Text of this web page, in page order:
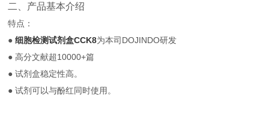
二、产品基本介绍
特点：
●细胞检测试剂盒CCK8为本司DOJINDO研发
● 高分文献超10000+篇
● 试剂盒稳定性高。
● 试剂可以与酚红同时使用。